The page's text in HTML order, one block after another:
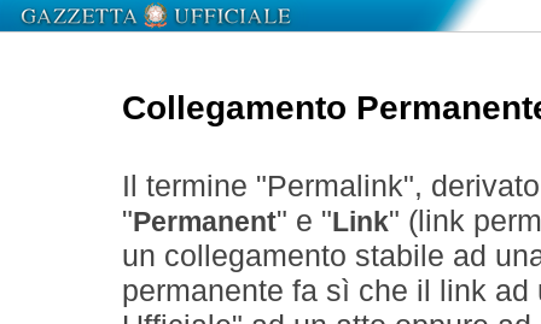
Collegamento
Il termine "Permalink",
" Permanent" e " Link" (link
un collegamento stabile ad
permanente fa sì che il link